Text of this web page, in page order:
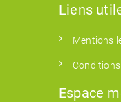
Liens
Mentions
Espace